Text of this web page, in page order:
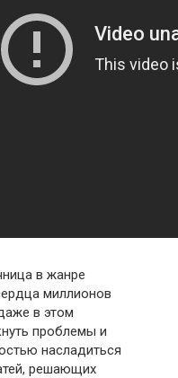
в жанре
миллионов
в этом
проблемы и
насладиться
решающих